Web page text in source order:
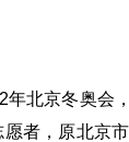
北京冬奥会
者，原北京